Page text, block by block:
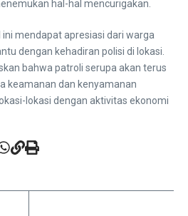
hal-hal mencurigakan.
mendapat apresiasi dari warga
dengan kehadiran polisi di lokasi.
bahwa patroli serupa akan terus
keamanan dan kenyamanan
lokasi dengan aktivitas ekonomi